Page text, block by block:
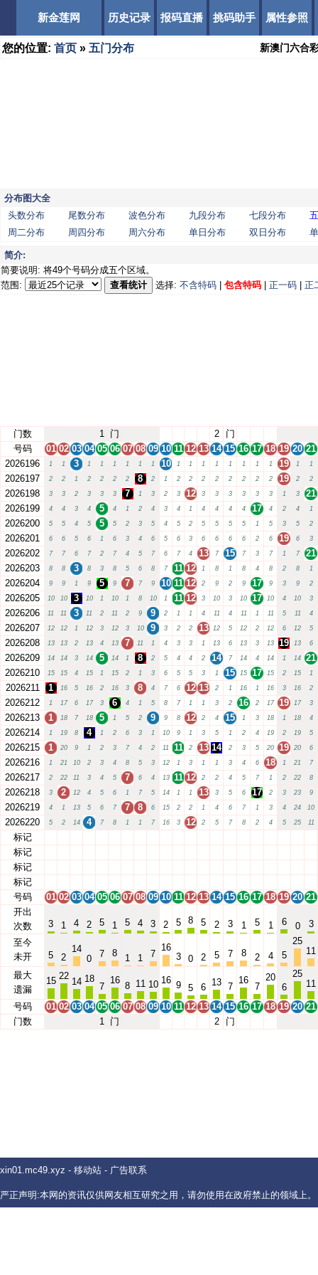
新金莲网 历史记录 报码直播 挑码助手 属性参照
您的位置: 首页 » 五门分布 新澳门六合
分布图大全
头数分布
尾数分布 波色分布 九段分布 七段分布
周二分布
周四分布 周六分布 单日分布 双日分布
简介:
简要说明: 将49个号码分成五个区域。
范围:
查看统计 选择: 不含特码 包含特码 正一码 正
门数 1 门 2
门
号码
01 02 03 04 05 06 07 08 09 10 11 12 13 14 15 16 17 18 19 20 21
2026196
1 1 3 1 1 1 1 1 1 10 1 1 1 1 1 1 1 1 19 1 1
2026197 2 2 1 2 2 2 2 8 2 1 2 2 2 2 2 2 2 2 19 2 2
2026198 3 3 2 3 3 3 7 1 3 2 3 12 3 3 3 3 3 3 1 3
21
2026199
4 4 3 4 5 4 1 2 4 3 4 1 4 4 4 4 17 4 2 4 1
2026200 5 5 4 5 5 5 2 3 5 4 5 2 5 5 5 5 1 5 3 5 2
2026201 6 6 5 6 1 6 3 4 6 5 6 3 6 6 6 6 2 6 19 6 3
2026202 7 7 6 7 2 7 4 5 7 6 7 4 13 7 15 7 3 7 1 7
21
2026203
8 8 3 8 3 8 5 6 8 7 11 12 1 8 1 8 4 8 2 8 1
2026204 9 9 1 9 5 9 7 7 9 10 11 12 2 9 2 9 17 9 3 9 2
2026205 10 10 3 10 1 10 1 8 10 1 11 12 3 10 3 10 17 10 4 10 3
2026206 11 11 3 11 2 11 2 9 9 2 1 1 4 11 4 11 1 11 5 11 4
2026207 12 12 1 12 3 12 3 10 9 3 2 2 13 12 5 12 2 12 6 12 5
2026208 13 13 2 13 4 13 7 11 1 4 3 3 1 13 6 13 3 13 19 13 6
2026209 14 14 3 14 5 14 1 8 2 5 4 4 2 14 7 14 4 14 1 14
21
2026210
15 15 4 15 1 15 2 1 3 6 5 5 3 1 15 15 17 15 2 15 1
2026211 1 16 5 16 2 16 3 8 4 7 6 12 13 2 1 16 1 16 3 16 2
2026212 1 17 6 17 3 6 4 1 5 8 7 1 1 3 2 16 2 17 19 17 3
2026213 1 18 7 18 5 1 5 2 9 9 8 12 2 4 15 1 3 18 1 18 4
2026214 1 19 8 4 1 2 6 3 1 10 9 1 3 5 1 2 4 19 2 19 5
2026215 1 20 9 1 2 3 7 4 2 11 11 2 13 14 2 3 5 20 19 20 6
2026216 1 21 10 2 3 4 8 5 3 12 1 3 1 1 3 4 6 18 1 21 7
2026217 2 22 11 3 4 5 7 6 4 13 11 12 2 2 4 5 7 1 2 22 8
2026218 3 2 12 4 5 6 1 7 5 14 1 1 13 3 5 6 17 2 3 23 9
2026219 4 1 13 5 6 7 7 8 6 15 2 2 1 4 6 7 1 3 4 24 10
2026220 5 2 14 4 7 8 1 1 7 16 3 12 2 5 7 8 2 4 5 25 11
标记
标记
标记
标记
号码
01 02 03 04 05 06 07 08 09 10 11 12 13 14 15 16 17 18 19 20 21
开出
次数
3 1 4 2 5 1 5 4 3 2 5 8 5 2 3 1 5 1 6 0
3
至今
未开
5 2
14
0
7 8 1 1 7
16
3
0 2 5 7 8 2 4 5
25
11
最大
遗漏
15 22
14 18
7
16
8 11 10 16 9 5 6 13 7
16
7
20
6
25
11
号码 01 02 03 04 05 06 07 08 09 10 11 12 13 14 15 16 17 18 19 20 21
门数
1 门 2 门
xin01.mc49.xyz - 移动站 - 广告联系
严正声明:本网的资讯仅供网友相互研究之用，请勿使用在政府禁止的领域上。